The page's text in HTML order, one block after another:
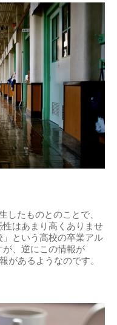
したものとのことで、
はあまり高くありませ
という高校の卒業アル
、逆にこの情報が
があるようなのです。